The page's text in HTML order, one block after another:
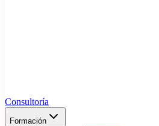
Consultoría
Formación